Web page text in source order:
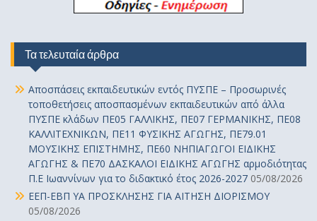
Τα τελευταία άρθρα
Αποσπάσεις εκπαιδευτικών εντός ΠΥΣΠΕ – Προσωρινές
τοποθετήσεις αποσπασμένων εκπαιδευτικών από άλλα
ΠΥΣΠΕ κλάδων ΠΕ05 ΓΑΛΛΙΚΗΣ, ΠΕ07 ΓΕΡΜΑΝΙΚΗΣ, ΠΕ08
ΚΑΛΛΙΤΕΧΝΙΚΩΝ, ΠΕ11 ΦΥΣΙΚΗΣ ΑΓΩΓΗΣ, ΠΕ79.01
ΜΟΥΣΙΚΗΣ ΕΠΙΣΤΗΜΗΣ, ΠΕ60 ΝΗΠΙΑΓΩΓΟΙ ΕΙΔΙΚΗΣ
ΑΓΩΓΗΣ & ΠΕ70 ΔΑΣΚΑΛΟΙ ΕΙΔΙΚΗΣ ΑΓΩΓΗΣ αρμοδιότητας
Π.Ε Ιωαννίνων για το διδακτικό έτος 2026-2027 05/08/2026
ΕΕΠ-ΕΒΠ ΥΑ ΠΡΟΣΚΛΗΣΗΣ ΓΙΑ ΑΙΤΗΣΗ ΔΙΟΡΙΣΜΟΥ
05/08/2026